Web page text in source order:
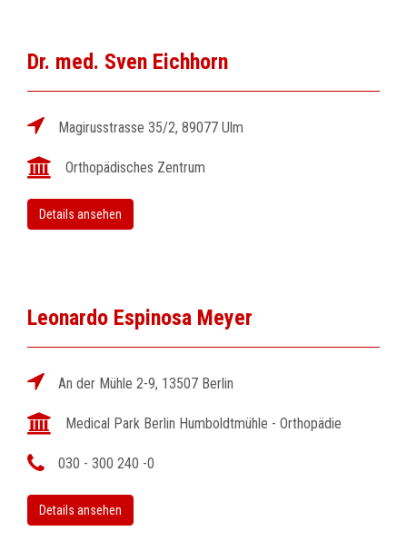
Dr. med. Sven Eichhorn
Magirusstrasse 35/2, 89077 Ulm
Orthopädisches Zentrum
Details ansehen
Leonardo Espinosa Meyer
An der Mühle 2-9, 13507 Berlin
Medical Park Berlin Humboldtmühle - Orthopädie
030 - 300 240 -0
Details ansehen